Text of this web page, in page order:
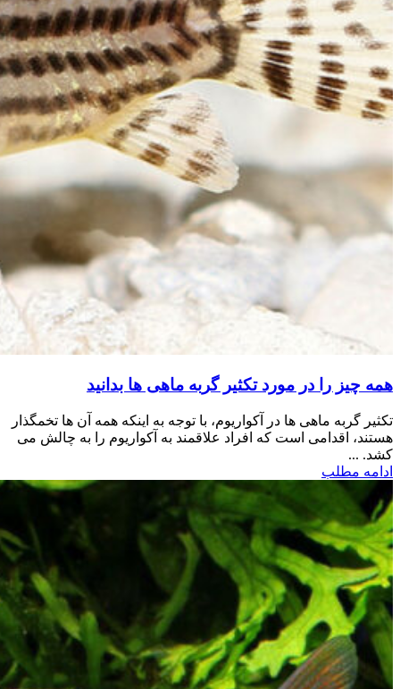
همه چیز را در مورد تکثیر گربه ماهی ها بدانید
تکثیر گربه ماهی ها در آکواریوم، با توجه به اینکه همه آن ها تخمگذار
هستند، اقدامی است که افراد علاقمند به آکواریوم را به چالش می
کشد. ...
ادامه مطلب